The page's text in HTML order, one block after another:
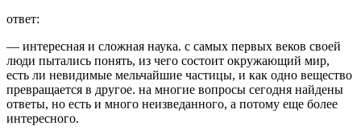
ответ:
— интересная и сложная наука. с самых первых веков своей
люди пытались понять, из чего состоит окружающий мир,
есть ли невидимые мельчайшие частицы, и как одно вещество
превращается в другое. на многие вопросы сегодня найдены
ответы, но есть и много неизведанного, а потому еще более
интересного.